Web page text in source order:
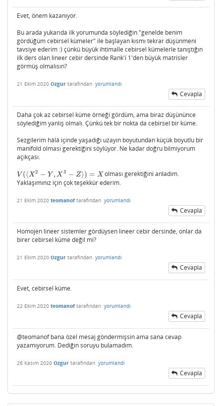
Evet, önem kazanıyor.
Bu arada yukarıda ilk yorumunda söylediğin "genelde benim
gördüğüm cebirsel kümeler" ile başlayan kısmı tekrar düşünmeni
tavsiye ederim :) çünkü büyük ihtimalle cebirsel kümelerle tanıştığın
ilk ders olan lineer cebir dersinde Rank'i 1'den büyük matrisler
görmüş olmalısın?
21 Ekim 2020 Ozgur tarafından yorumlandı
Cevapla
Daha çok az cebirsel küme örneği gördüm, ama biraz düşününce
söylediğim yanlış olmalı. Çünkü tek bir nokta da cebirsel bir küme.
Sezgilerim hâlâ içinde yaşadığı uzayın boyutundan küçük boyutlu bir
manifold olması gerektiğini söylüyor. Ne kadar doğru bilmiyorum
açıkçası.
V(⟨ X2 − Y, X3 − Z⟩) = X
V(⟨X2−Y X3 −Z⟩)=X
olması gerektiğini anladım.
Yaklaşımınız için çok teşekkür ederim.
21 Ekim 2020 teomanof tarafından yorumlandı
Cevapla
Homojen lineer sistemler gördüysen lineer cebir dersinde, onlar da
birer cebirsel küme değil mi?
21 Ekim 2020 Ozgur tarafından yorumlandı
Cevapla
Evet, cebirsel küme.
22 Ekim 2020 teomanof tarafından yorumlandı
Cevapla
@teomanof bana özel mesaj göndermişsin ama sana cevap
yazamıyorum. Dediğin soruyu bulamadım.
26 Kasım 2020 Ozgur tarafından yorumlandı
Cevapla